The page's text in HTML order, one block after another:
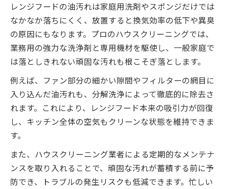
レンジフードの油汚れは家庭用洗剤やスポンジだけでは
なかなか落ちにくく、放置すると換気効率の低下や異臭
の原因にもなります。プロのハウスクリーニングでは、
業務用の強力な洗浄剤と専用機材を駆使し、一般家庭で
は落としきれない頑固な汚れも根こそぎ落とします。
例えば、ファン部分の細かい隙間やフィルターの網目に
入り込んだ油汚れも、分解洗浄によって徹底的に除去さ
れます。これにより、レンジフード本来の吸引力が回復
し、キッチン全体の空気もクリーンな状態を維持できま
す。
また、ハウスクリーニング業者による定期的なメンテナ
ンスを取り入れることで、頑固な汚れが蓄積する前に予
防でき、トラブルの発生リスクも低減できます。忙しい